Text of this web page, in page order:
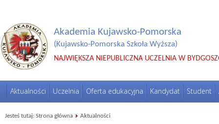
Akademia Kujawsko-Pomorska
(Kujawsko-Pomorska Szkoła Wyższa)
NAJWIĘKSZA NIEPUBLICZNA UCZELNIA W
Aktualności Uczelnia Oferta edukacyjna Kandydat Student
Jesteś tutaj: Strona główna Aktualności